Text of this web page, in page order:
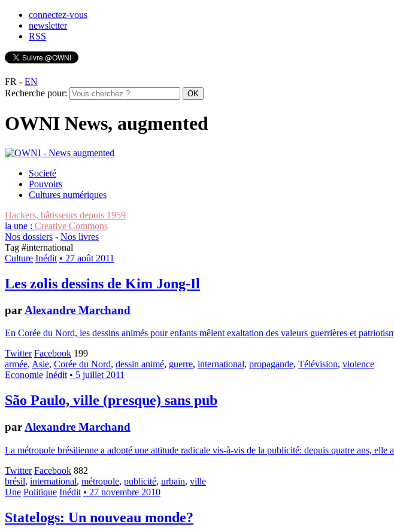
connectez-vous
newsletter
RSS
FR - EN
Recherche pour:
OWNI News, augmented
Societé
Pouvoirs
Cultures numériques
Hackers, bâtisseurs depuis 1959
la une : Creative Commons
Nos dossiers - Nos livres
Tag #international
Culture Inédit • 27 août 2011
Les zolis dessins de Kim Jong-Il
par Alexandre Marchand
En Corée du Nord, les dessins animés pour enfants mêlent exaltation des valeurs guerrières et
Twitter Facebook 199
armée, Asie, Corée du Nord, dessin animé, guerre, international, propagande, Télévision, violence
Economie Inédit • 5 juillet 2011
São Paulo, ville (presque) sans pub
parAlexandre Marchand
La métropole brésilienne a adopté une attitude radicale vis-à-vis de la publicité: depuis quatre ans, elle
Twitter Facebook 882
brésil, international, métropole, publicité, urbain, ville
Une Politique Inédit • 27 novembre 2010
Statelogs: Un nouveau monde?